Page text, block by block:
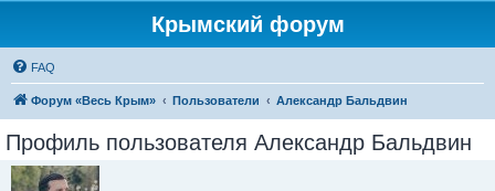
Крымский форум
FAQ
Форум «Весь Крым» Пользователи Александр Бальдвин
Профиль пользователя Александр Бальдвин